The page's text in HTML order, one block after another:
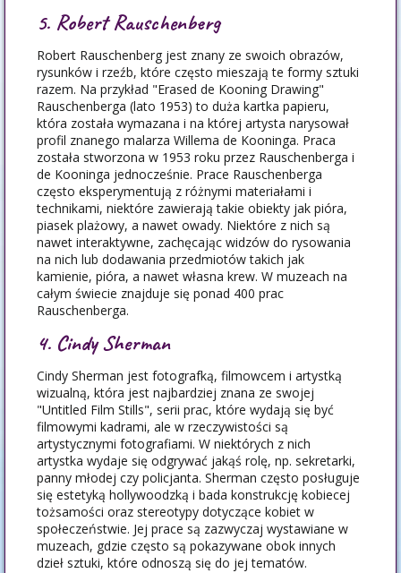
5. Robert Rauschenberg
Robert Rauschenberg jest znany ze swoich obrazów,
rysunków i rzeźb, które często mieszają te formy sztuki
razem. Na przykład "Erased de Kooning Drawing"
Rauschenberga (lato 1953) to duża kartka papieru,
która została wymazana i na której artysta narysował
profil znanego malarza Willema de Kooninga. Praca
została stworzona w 1953 roku przez Rauschenberga i
de Kooninga jednocześnie. Prace Rauschenberga
często eksperymentują z różnymi materiałami i
technikami, niektóre zawierają takie obiekty jak pióra,
piasek plażowy, a nawet owady. Niektóre z nich są
nawet interaktywne, zachęcając widzów do rysowania
na nich lub dodawania przedmiotów takich jak
kamienie, pióra, a nawet własna krew. W muzeach na
całym świecie znajduje się ponad 400 prac
Rauschenberga.
4. Cindy Sherman
Cindy Sherman jest fotografką, filmowcem i artystką
wizualną, która jest najbardziej znana ze swojej
"Untitled Film Stills", serii prac, które wydają się być
filmowymi kadrami, ale w rzeczywistości są
artystycznymi fotografiami. W niektórych z nich
artystka wydaje się odgrywać jakąś rolę, np. sekretarki,
panny młodej czy policjanta. Sherman często posługuje
się estetyką hollywoodzką i bada konstrukcję kobiecej
tożsamości oraz stereotypy dotyczące kobiet w
społeczeństwie. Jej prace są zazwyczaj wystawiane w
muzeach, gdzie często są pokazywane obok innych
dzieł sztuki, które odnoszą się do jej tematów.